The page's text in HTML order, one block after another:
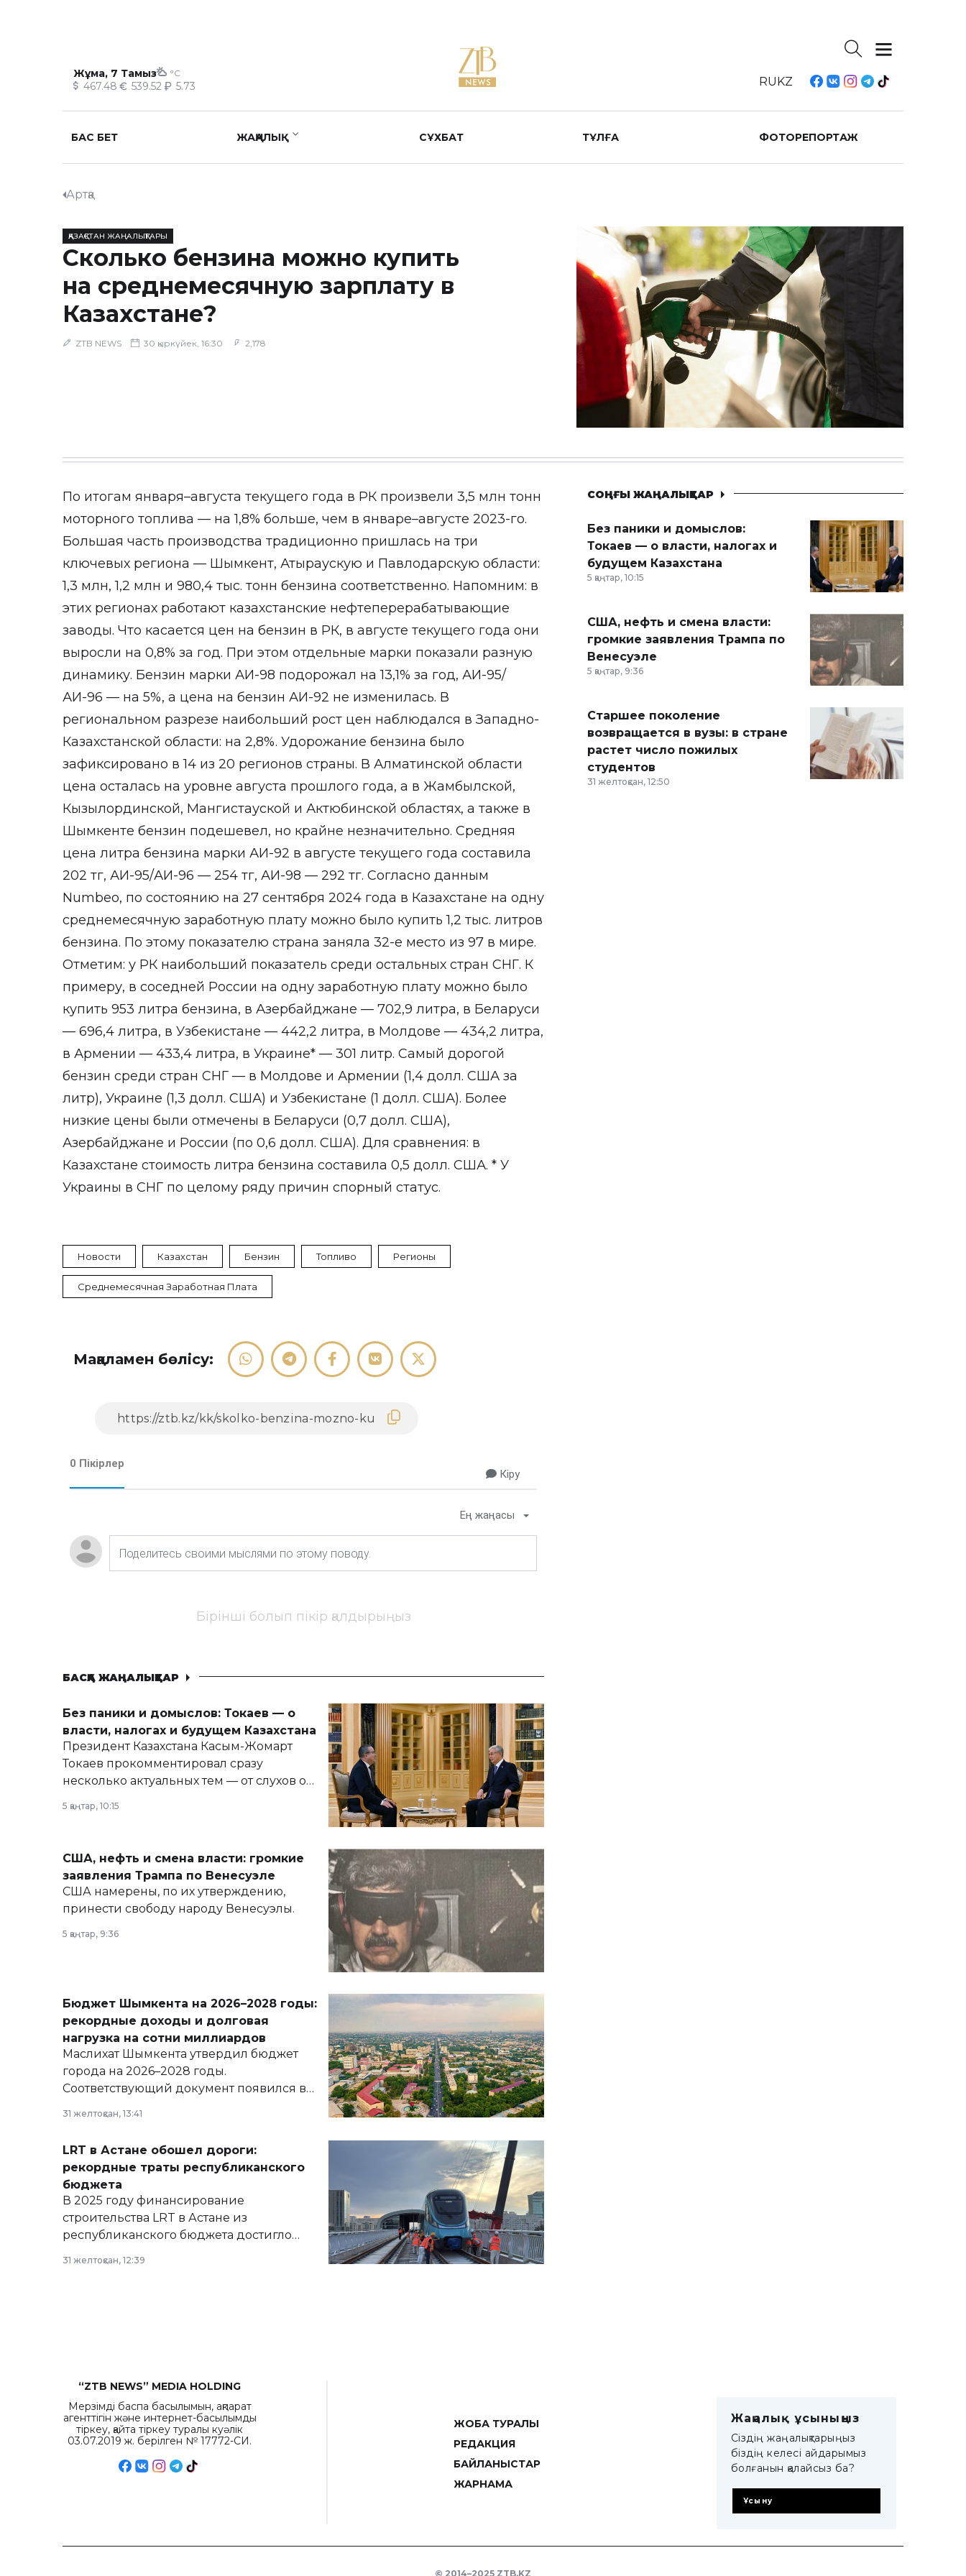
Жұма, 7 Тамыз °C
467.48 539.52 5.73 RUKZ
БАС БЕТ ЖАҢАЛЫҚ СҰХБАТ ТҰЛҒА ФОТОРЕПОРТАЖ
Артқа
ҚАЗАҚСТАН ЖАҢАЛЫҚТАРЫ
Сколько бензина можно купить
на среднемесячную зарплату в
Казахстане?
ZTB NEWS 30 қыркүйек, 16:30 2,178
По итогам января–августа текущего года в РК произвели 3,5 млн тонн
моторного топлива — на 1,8% больше, чем в январе–августе 2023-го.
Большая часть производства традиционно пришлась на три
ключевых региона — Шымкент, Атыраускую и Павлодарскую области:
1,3 млн, 1,2 млн и 980,4 тыс. тонн бензина соответственно. Напомним: в
этих регионах работают казахстанские нефтеперерабатывающие
заводы. Что касается цен на бензин в РК, в августе текущего года они
выросли на 0,8% за год. При этом отдельные марки показали разную
динамику. Бензин марки АИ-98 подорожал на 13,1% за год, АИ-95/
АИ-96 — на 5%, а цена на бензин АИ-92 не изменилась. В
региональном разрезе наибольший рост цен наблюдался в Западно-
Казахстанской области: на 2,8%. Удорожание бензина было
зафиксировано в 14 из 20 регионов страны. В Алматинской области
цена осталась на уровне августа прошлого года, а в Жамбылской,
Кызылординской, Мангистауской и Актюбинской областях, а также в
Шымкенте бензин подешевел, но крайне незначительно. Средняя
цена литра бензина марки АИ-92 в августе текущего года составила
202 тг, АИ-95/АИ-96 — 254 тг, АИ-98 — 292 тг. Согласно данным
Numbeo, по состоянию на 27 сентября 2024 года в Казахстане на одну
среднемесячную заработную плату можно было купить 1,2 тыс. литров
бензина. По этому показателю страна заняла 32-е место из 97 в мире.
Отметим: у РК наибольший показатель среди остальных стран СНГ. К
примеру, в соседней России на одну заработную плату можно было
купить 953 литра бензина, в Азербайджане — 702,9 литра, в Беларуси
— 696,4 литра, в Узбекистане — 442,2 литра, в Молдове — 434,2 литра,
в Армении — 433,4 литра, в Украине* — 301 литр. Самый дорогой
бензин среди стран СНГ — в Молдове и Армении (1,4 долл. США за
литр), Украине (1,3 долл. США) и Узбекистане (1 долл. США). Более
низкие цены были отмечены в Беларуси (0,7 долл. США),
Азербайджане и России (по 0,6 долл. США). Для сравнения: в
Казахстане стоимость литра бензина составила 0,5 долл. США. * У
Украины в СНГ по целому ряду причин спорный статус.
Новости Казахстан Бензин Топливо Регионы
Среднемесячная Заработная Плата
Мақаламен бөлісу:
0 Пікірлер
Кіру
Ең жаңасы
Бірінші болып пікір қалдырыңыз
БАСҚА ЖАҢАЛЫҚТАР
Без паники и домыслов: Токаев — о
власти, налогах и будущем Казахстана
Президент Казахстана Касым-Жомарт
Токаев прокомментировал сразу
несколько актуальных тем — от слухов о
армии, экономики и личного здоровья.
5 қаңтар, 10:15
США, нефть и смена власти: громкие
заявления Трампа по Венесуэле
США намерены, по их утверждению,
принести свободу народу Венесуэлы.
5 қаңтар, 9:36
Бюджет Шымкента на 2026–2028 годы:
рекордные доходы и долговая
нагрузка на сотни миллиардов
Маслихат Шымкента утвердил бюджет
города на 2026–2028 годы.
Соответствующий документ появился в
сайте маслихат города.
31 желтоқсан, 13:41
LRT в Астане обошел дороги:
рекордные траты республиканского
бюджета
В 2025 году финансирование
строительства LRT в Астане из
республиканского бюджета достигло
31 желтоқсан, 12:39
СОҢҒЫ ЖАҢАЛЫҚТАР
Без паники и домыслов:
Токаев — о власти, налогах и
будущем Казахстана
5 қаңтар, 10:15
США, нефть и смена власти:
громкие заявления Трампа по
Венесуэле
5 қаңтар, 9:36
Старшее поколение
возвращается в вузы: в стране
растет число пожилых
студентов
31 желтоқсан, 12:50
“ZTB NEWS” MEDIA HOLDING
Мерзімді баспа басылымын, ақпарат
агенттігін және интернет-басылымды
тіркеу, қайта тіркеу туралы куәлік
03.07.2019 ж. берілген № 17772-СИ.
ЖОБА ТУРАЛЫ
РЕДАКЦИЯ
БАЙЛАНЫСТАР
ЖАРНАМА
Жаңалық ұсыныңыз
Сіздің жаңалықтарыңыз
біздің келесі айдарымыз
болғанын қалайсыз ба?
Ұсыну
© 2014–2025 ZTB.KZ